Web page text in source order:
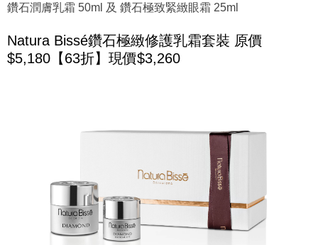
鑽石潤膚乳霜 50ml 及 鑽石極致緊緻眼霜 25ml
Natura Bissé鑽石極緻修護乳霜套裝 原價
$5,180【63折】現價$3,260